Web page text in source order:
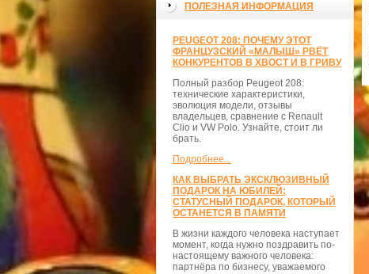
ПОЛЕЗНАЯ ИНФОРМАЦИЯ
PEUGEOT 208: ПОЧЕМУ ЭТОТ
ФРАНЦУЗСКИЙ «МАЛЫШ» РВЁТ
КОНКУРЕНТОВ В ХВОСТ И В ГРИВУ
Полный разбор Peugeot 208:
технические характеристики,
эволюция модели, отзывы
владельцев, сравнение с Renault
Clio и VW Polo. Узнайте, стоит ли
брать.
Подробнее...
КАК ВЫБРАТЬ ЭКСКЛЮЗИВНЫЙ
ПОДАРОК НА ЮБИЛЕЙ:
СТАТУСНЫЙ ПОДАРОК, КОТОРЫЙ
ОСТАНЕТСЯ В ПАМЯТИ
В жизни каждого человека наступает
момент, когда нужно поздравить по-
настоящему важного человека:
партнёра по бизнесу, уважаемого